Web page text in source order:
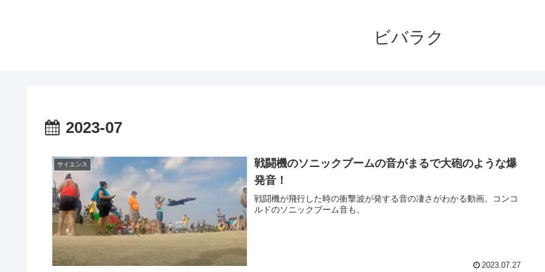
ビバラク
2023-07
サイエンス
戦闘機のソニックブームの音がまるで大砲のような爆
発音！
戦闘機が飛行した時の衝撃波が発する音の凄さがわかる動画。コンコ
ルドのソニックブーム音も。
2023.07.27